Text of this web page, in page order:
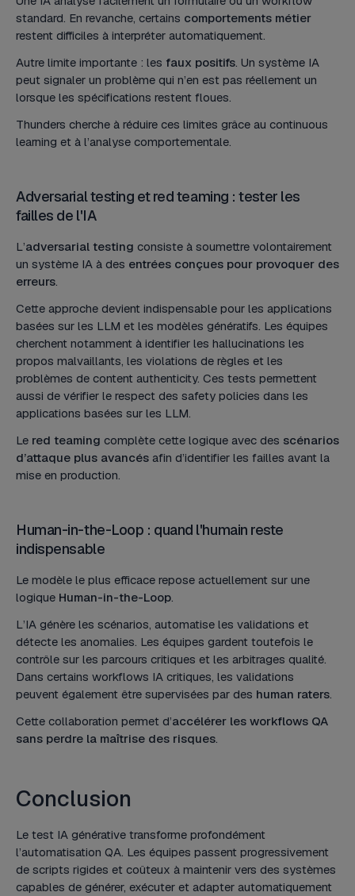
standard. En revanche, certains comportements métier
restent difficiles à interpréter automatiquement.
Autre limite importante : les faux positifs. Un système IA
peut signaler un problème qui n’en est pas réellement un
lorsque les spécifications restent floues.
Thunders cherche à réduire ces limites grâce au continuous
learning et à l’analyse comportementale.
Adversarial testing et red teaming : tester les
failles de l'IA
L’adversarial testing consiste à soumettre volontairement
un système IA à des entrées conçues pour provoquer des
erreurs.
Cette approche devient indispensable pour les applications
basées sur les LLM et les modèles génératifs. Les équipes
cherchent notamment à identifier les hallucinations les
propos malvaillants, les violations de règles et les
problèmes de content authenticity. Ces tests permettent
aussi de vérifier le respect des safety policies dans les
applications basées sur les LLM.
Le red teaming complète cette logique avec des scénarios
d’attaque plus avancés afin d’identifier les failles avant la
mise en production.
Human-in-the-Loop : quand l'humain reste
indispensable
Le modèle le plus efficace repose actuellement sur une
logique Human-in-the-Loop.
L’IA génère les scénarios, automatise les validations et
détecte les anomalies. Les équipes gardent toutefois le
contrôle sur les parcours critiques et les arbitrages qualité.
Dans certains workflows IA critiques, les validations
peuvent également être supervisées par des human raters.
Cette collaboration permet d’accélérer les workflows QA
sans perdre la maîtrise des risques.
Conclusion
Le test IA générative transforme profondément
l’automatisation QA. Les équipes passent progressivement
de scripts rigides et coûteux à maintenir vers des systèmes
capables de générer, exécuter et adapter automatiquement